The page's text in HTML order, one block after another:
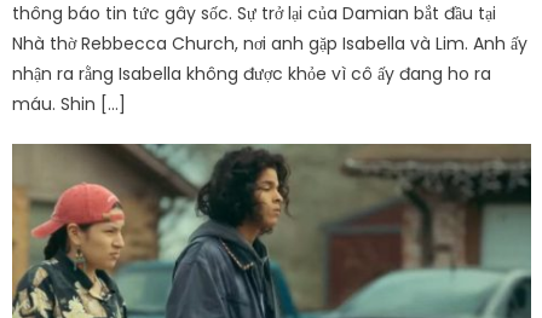
thông báo tin tức gây sốc. Sự trở lại của Damian bắt đầu tại
Nhà thờ Rebbecca Church, nơi anh gặp Isabella và Lim. Anh ấy
nhận ra rằng Isabella không được khỏe vì cô ấy đang ho ra
máu. Shin […]